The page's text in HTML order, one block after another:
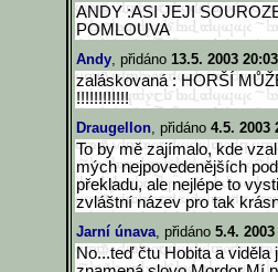
ANDY :ASI JEJI
POMLOUVA
Andy, přidáno 13.5. 2003
zaláskovaná : HORŠÍ
!!!!!!!!!!!!
Draugellon, přidáno 4.5. 2003
To by mě zajímalo, kde
mých nejpovedenějších
překladu, ale nejlépe to
zvláštní název pro tak
Jarní únava, přidáno 5.4.
No...teď čtu Hobita a